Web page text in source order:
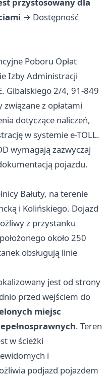
przystosowany dla
→ Dostępność
Poboru Opłat
Izby Administracji
Gibalskiego 2/4, 91-849
związane z opłatami
dotyczące naliczeń,
w systemie e-TOLL.
wymagają zazwyczaj
pojazdu.
Bałuty, na terenie
i Kolińskiego. Dojazd
z przystanku
około 250
obsługują linie
jest od strony
przed wejściem do
miejsc
. Teren
w ścieżki
i
podjazd pojazdem